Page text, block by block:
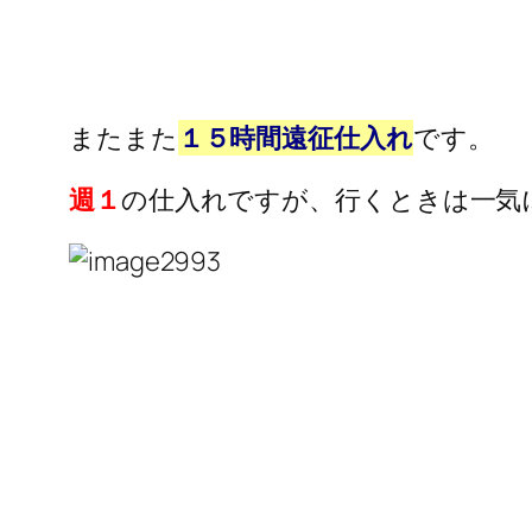
またまた １５時間遠征仕入れです。
週１の仕入れですが、行くときは一気